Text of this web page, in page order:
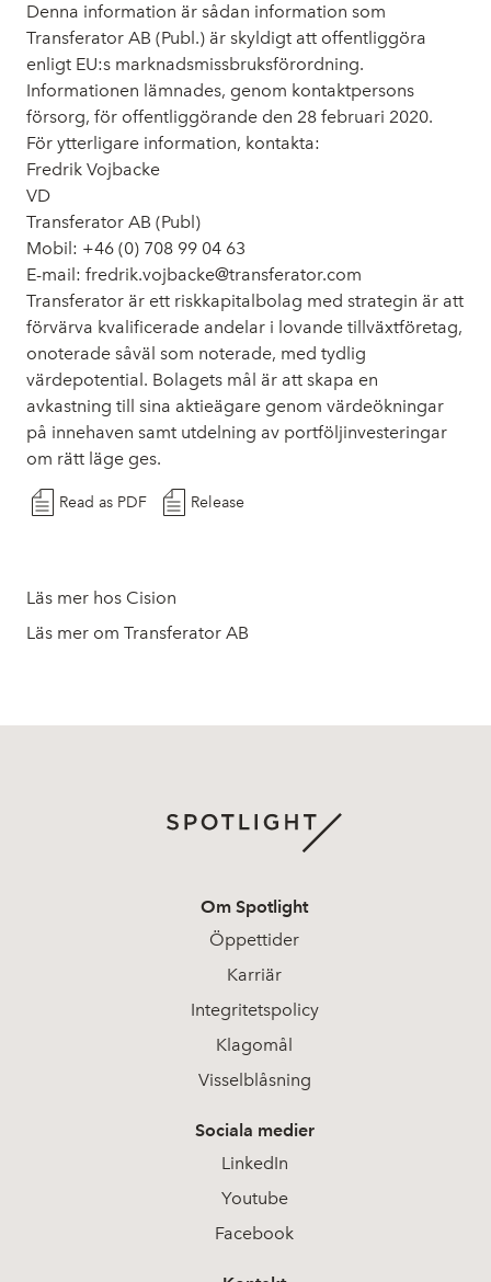
Denna information är sådan information som
Transferator AB (Publ.) är skyldigt att offentliggöra
enligt EU:s marknadsmissbruksförordning.
Informationen lämnades, genom kontaktpersons
försorg, för offentliggörande den 28 februari 2020.
För ytterligare information, kontakta:
Fredrik Vojbacke
VD
Transferator AB (Publ)
Mobil: +46 (0) 708 99 04 63
E-mail: fredrik.vojbacke@transferator.com
Transferator är ett riskkapitalbolag med strategin är att
förvärva kvalificerade andelar i lovande tillväxtföretag,
onoterade såväl som noterade, med tydlig
värdepotential. Bolagets mål är att skapa en
avkastning till sina aktieägare genom värdeökningar
på innehaven samt utdelning av portföljinvesteringar
om rätt läge ges.
Read as PDF Release
Läs mer hos Cision
Läs mer om Transferator AB
Om Spotlight
Öppettider
Karriär
Integritetspolicy
Klagomål
Visselblåsning
Sociala medier
LinkedIn
Youtube
Facebook